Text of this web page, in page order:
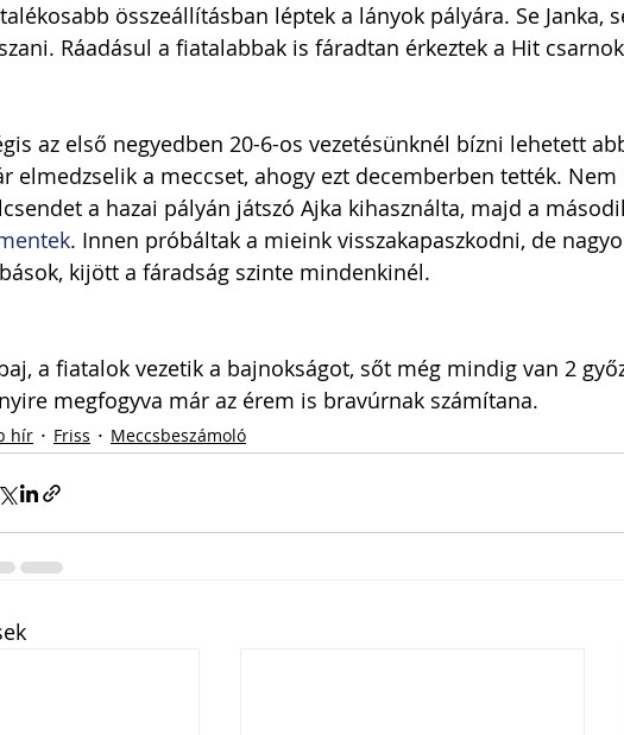
összeállításban léptek a lányok pályára. Se Janka,
Ráadásul a fiatalabbak is fáradtan érkeztek a Hit
az első negyedben 20-6-os vezetésünknél bízni lehetett
elmedzselik a meccset, ahogy ezt decemberben tették. Nem
a hazai pályán játszó Ajka kihasználta, majd a
. Innen próbáltak a mieink visszakapaszkodni, de
kijött a fáradság szinte mindenkinél.
a fiatalok vezetik a bajnokságot, sőt még mindig van 2
megfogyva már az érem is bravúrnak számítana.
hír Friss Meccsbeszámoló